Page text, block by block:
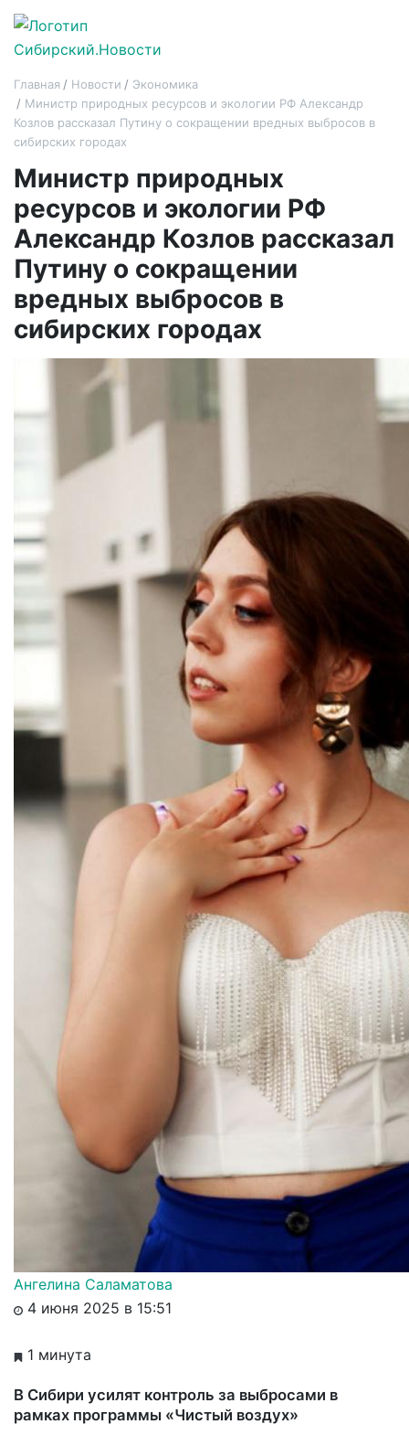
Главная Новости
Экономика
Министр природных ресурсов и экологии РФ Александр
Козлов рассказал Путину о сокращении вредных выбросов в
сибирских городах
Министр природных
ресурсов и экологии РФ
Александр Козлов рассказал
Путину о сокращении
вредных выбросов в
сибирских городах
Ангелина Саламатова
4 июня 2025 в 15:51
1 минута
В Сибири усилят контроль за выбросами в
рамках программы «Чистый воздух»